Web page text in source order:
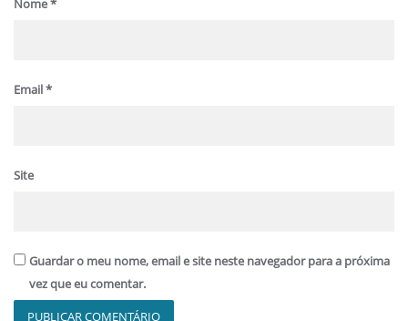
Nome*
Email*
Site
Guardar o meu nome, email e site neste navegador para a próxima
vez que eu comentar.